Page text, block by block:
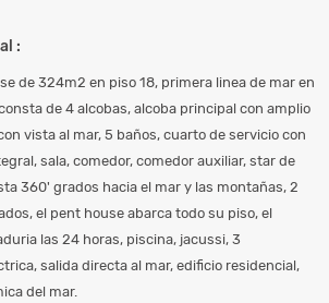
:
de 324m2 en piso 18, primera linea de mar en
de 4 alcobas, alcoba principal con amplio
vista al mar, 5 baños, cuarto de servicio con
sala, comedor, comedor auxiliar, star de
360' grados hacia el mar y las montañas, 2
el pent house abarca todo su piso, el
las 24 horas, piscina, jacussi, 3
salida directa al mar, edificio residencial,
del mar.